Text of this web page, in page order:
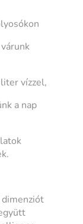
vízzel,
a nap